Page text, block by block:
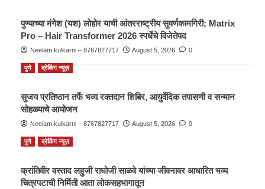
पुण्याच्या मंगेश (यश) लोहोर याची आंतरराष्ट्रीय सुवर्णकामगिरी; Matrix
Pro – Hair Transformer 2026 स्पर्धेचे विजेतेपद
Neelam kulkarni – 8767827717 August 5, 2026 0
पुणे ब्रेकिंग न्यूज़
सुजय प्रतिष्ठान तर्फे भव्य रक्तदान शिबिर, आयुर्वेदिक तपासणी व सन्मान
सोहळ्याचे आयोजन
Neelam kulkarni – 8767827717 August 5, 2026 0
पुणे ब्रेकिंग न्यूज़
क्रांतिवीर वस्ताद लहुजी राघोजी साळवे यांच्या जीवनावर आधारित भव्य
चित्रपटाची निर्मिती आता लोकसहभागातून